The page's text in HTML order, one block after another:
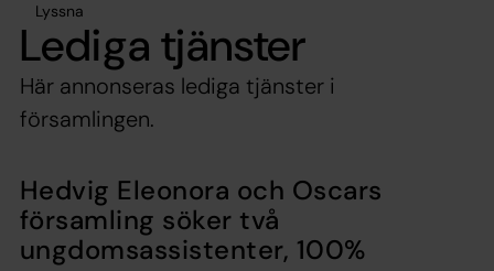
Lyssna
Lediga tjänster
Här annonseras lediga tjänster i
församlingen.
Hedvig Eleonora och Oscars
församling söker två
ungdomsassistenter, 100%